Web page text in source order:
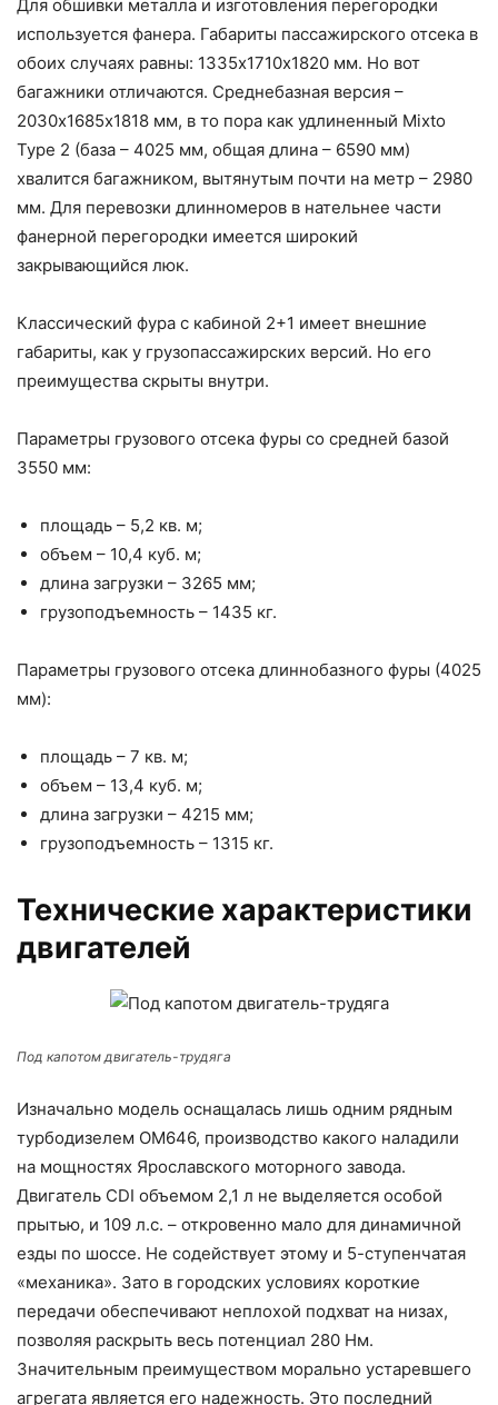
Для обшивки металла и изготовления перегородки
используется фанера. Габариты пассажирского отсека в
обоих случаях равны: 1335х1710х1820 мм. Но вот
багажники отличаются. Среднебазная версия –
2030х1685х1818 мм, в то пора как удлиненный Mixto
Type 2 (база – 4025 мм, общая длина – 6590 мм)
хвалится багажником, вытянутым почти на метр – 2980
мм. Для перевозки длинномеров в нательнее части
фанерной перегородки имеется широкий
закрывающийся люк.
Классический фура с кабиной 2+1 имеет внешние
габариты, как у грузопассажирских версий. Но его
преимущества скрыты внутри.
Параметры грузового отсека фуры со средней базой
3550 мм:
площадь – 5,2 кв. м;
объем – 10,4 куб. м;
длина загрузки – 3265 мм;
грузоподъемность – 1435 кг.
Параметры грузового отсека длиннобазного фуры (4025
мм):
площадь – 7 кв. м;
объем – 13,4 куб. м;
длина загрузки – 4215 мм;
грузоподъемность – 1315 кг.
Технические характеристики
двигателей
Под капотом двигатель-трудяга
Изначально модель оснащалась лишь одним рядным
турбодизелем OM646, производство какого наладили
на мощностях Ярославского моторного завода.
Двигатель CDI объемом 2,1 л не выделяется особой
прытью, и 109 л.с. – откровенно мало для динамичной
езды по шоссе. Не содействует этому и 5-ступенчатая
«механика». Зато в городских условиях короткие
передачи обеспечивают неплохой подхват на низах,
позволяя раскрыть весь потенциал 280 Нм.
Значительным преимуществом морально устаревшего
агрегата является его надежность. Это последний